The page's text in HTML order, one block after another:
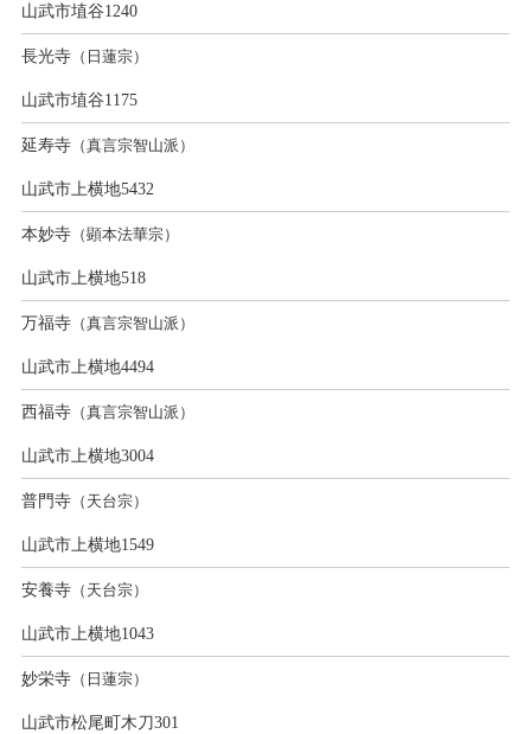
山武市埴谷1240
長光寺（日蓮宗）
山武市埴谷1175
延寿寺（真言宗智山派）
山武市上横地5432
本妙寺（顕本法華宗）
山武市上横地518
万福寺（真言宗智山派）
山武市上横地4494
西福寺（真言宗智山派）
山武市上横地3004
普門寺（天台宗）
山武市上横地1549
安養寺（天台宗）
山武市上横地1043
妙栄寺（日蓮宗）
山武市松尾町木刀301